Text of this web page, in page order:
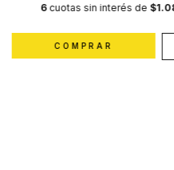
6 cuotas sin interés de